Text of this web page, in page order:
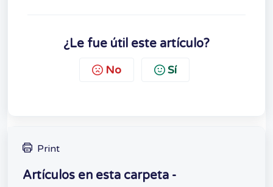
¿Le fue útil este artículo?
No Sí
Print
Artículos en esta carpeta -